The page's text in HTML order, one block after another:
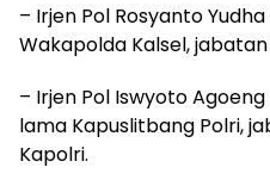
– Irjen Pol Rosyanto
Wakapolda Kalsel,
– Irjen Pol Iswyoto
lama Kapuslitbang Polri,
Kapolri.